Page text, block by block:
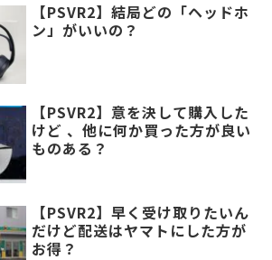
【PSVR2】結局どの「ヘッドホ
ン」がいいの？
【PSVR2】意を決して購入した
けど 、他に何か買った方が良い
ものある？
【PSVR2】早く受け取りたいん
だけど配送はヤマトにした方が
お得？